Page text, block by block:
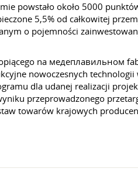
powstało około 5000
5,5% od całkowitej
o pojemności
na медеплавильном
nowoczesnych technologii
dla udanej realizacji
przeprowadzonego
towarów krajowych